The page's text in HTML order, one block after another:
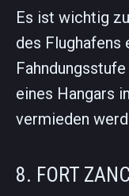
Es ist wichtig
des Flughafens
eines Hangars
vermieden
8. FORT